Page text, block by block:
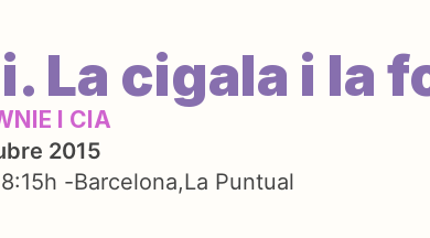
La cigala i la
I CIA
2015
-Barcelona La Puntual